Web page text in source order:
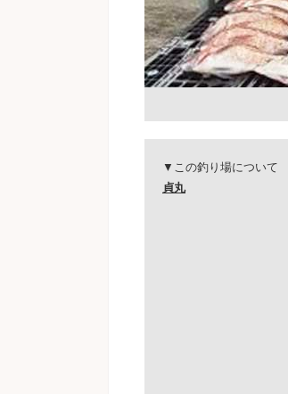
▼この釣り場について
貞丸